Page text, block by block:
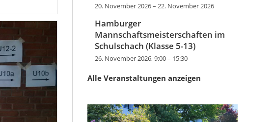
20. November 2026– 22. November 2026
Hamburger
Mannschaftsmeisterschaften im
Schulschach (Klasse 5-13)
26. November 2026, 9:00– 15:30
Alle Veranstaltungen anzeigen